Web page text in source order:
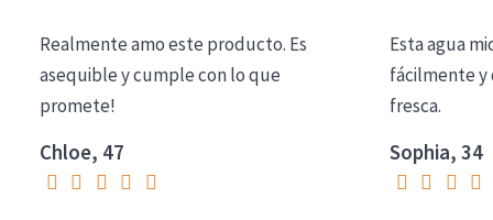
Essentials
Lift+
Expert
Realmente amo este producto. Es
asequible y cumple con lo que
promete!
Chloe, 47
Esta agua
fácilmente y
fresca.
Sophia, 34